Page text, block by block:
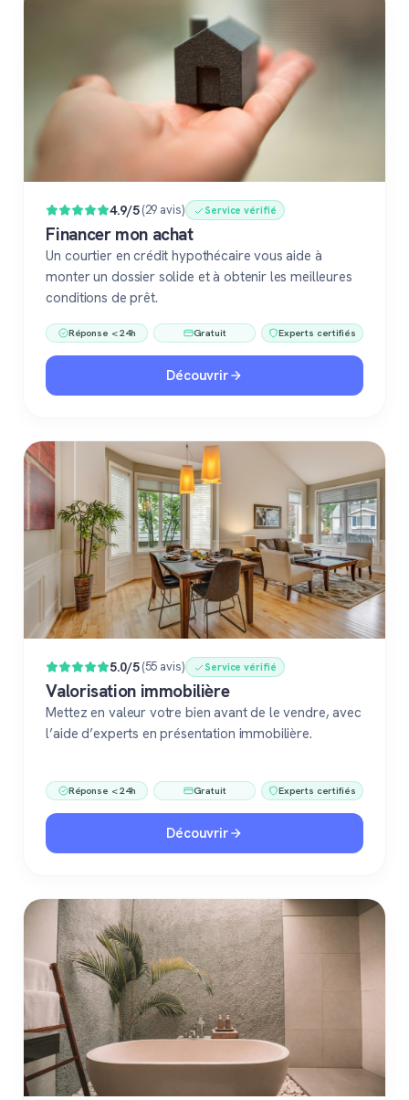
4.9/5(29 avis) Service vérifié
Financer mon achat
Un courtier en crédit hypothécaire vous aide à
monter un dossier solide et à obtenir les meilleures
conditions de prêt.
Réponse < 24h Gratuit Experts certifiés
Découvrir
5.0/5(55 avis) Service vérifié
Valorisation immobilière
Mettez en valeur votre bien avant de le vendre, avec
l’aide d’experts en présentation immobilière.
Réponse < 24h Gratuit Experts certifiés
Découvrir